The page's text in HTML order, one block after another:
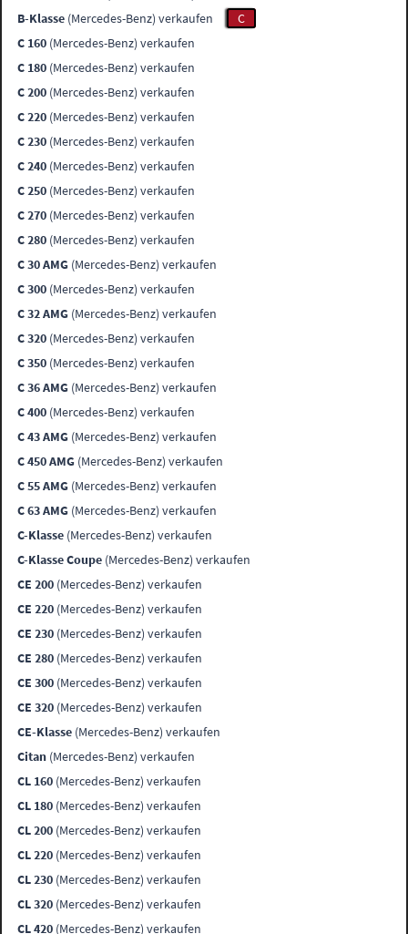
B-Klasse (Mercedes-Benz) verkaufen
C
C 160 (Mercedes-Benz) verkaufen
C 180 (Mercedes-Benz) verkaufen
C 200 (Mercedes-Benz) verkaufen
C 220 (Mercedes-Benz) verkaufen
C 230 (Mercedes-Benz) verkaufen
C 240 (Mercedes-Benz) verkaufen
C 250 (Mercedes-Benz) verkaufen
C 270 (Mercedes-Benz) verkaufen
C 280 (Mercedes-Benz) verkaufen
C 30 AMG (Mercedes-Benz) verkaufen
C 300 (Mercedes-Benz) verkaufen
C 32 AMG (Mercedes-Benz) verkaufen
C 320 (Mercedes-Benz) verkaufen
C 350 (Mercedes-Benz) verkaufen
C 36 AMG (Mercedes-Benz) verkaufen
C 400 (Mercedes-Benz) verkaufen
C 43 AMG (Mercedes-Benz) verkaufen
C 450 AMG (Mercedes-Benz) verkaufen
C 55 AMG (Mercedes-Benz) verkaufen
C 63 AMG (Mercedes-Benz) verkaufen
C-Klasse (Mercedes-Benz) verkaufen
C-Klasse Coupe (Mercedes-Benz) verkaufen
CE 200 (Mercedes-Benz) verkaufen
CE 220 (Mercedes-Benz) verkaufen
CE 230 (Mercedes-Benz) verkaufen
CE 280 (Mercedes-Benz) verkaufen
CE 300 (Mercedes-Benz) verkaufen
CE 320 (Mercedes-Benz) verkaufen
CE-Klasse (Mercedes-Benz) verkaufen
Citan (Mercedes-Benz) verkaufen
CL 160 (Mercedes-Benz) verkaufen
CL 180 (Mercedes-Benz) verkaufen
CL 200 (Mercedes-Benz) verkaufen
CL 220 (Mercedes-Benz) verkaufen
CL 230 (Mercedes-Benz) verkaufen
CL 320 (Mercedes-Benz) verkaufen
CL 420 (Mercedes-Benz) verkaufen